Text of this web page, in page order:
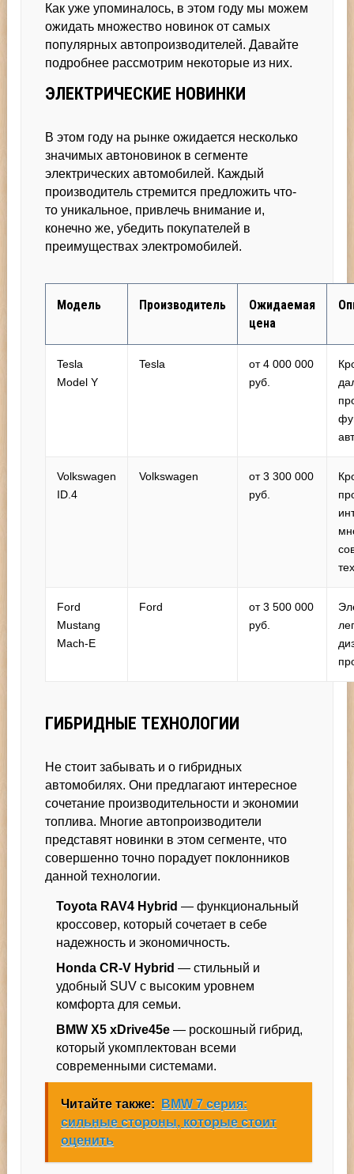
Как уже упоминалось, в этом году мы можем
ожидать множество новинок от самых
популярных автопроизводителей. Давайте
подробнее рассмотрим некоторые из них.
ЭЛЕКТРИЧЕСКИЕ НОВИНКИ
В этом году на рынке ожидается несколько
значимых автоновинок в сегменте
электрических автомобилей. Каждый
производитель стремится предложить что-
то уникальное, привлечь внимание и,
конечно же, убедить покупателей в
преимуществах электромобилей.
Модель Производитель
Ожидаемая
цена
Tesla
Model Y
Tesla
от 4 000 000
руб.
Volkswagen
ID.4
Volkswagen
от 3 300 000
руб.
Ford
Mustang
Mach-E
Ford
от 3 500 000
руб.
ГИБРИДНЫЕ ТЕХНОЛОГИИ
Не стоит забывать и о гибридных
автомобилях. Они предлагают интересное
сочетание производительности и экономии
топлива. Многие автопроизводители
представят новинки в этом сегменте, что
совершенно точно порадует поклонников
данной технологии.
Toyota RAV4 Hybrid — функциональный
кроссовер, который сочетает в себе
надежность и экономичность.
Honda CR-V Hybrid — стильный и
удобный SUV с высоким уровнем
комфорта для семьи.
BMW X5 xDrive45e — роскошный гибрид,
который укомплектован всеми
современными системами.
Читайте также:
BMW 7 серия:
сильные стороны, которые стоит
оценить